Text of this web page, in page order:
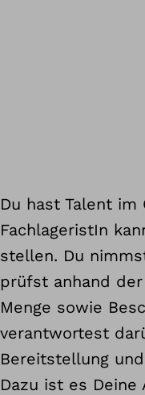
Du hast Talent im
FachlageristIn
stellen. Du
prüfst anhand
Menge sowie
verantwortest
Bereitstellung
Dazu ist es Deine